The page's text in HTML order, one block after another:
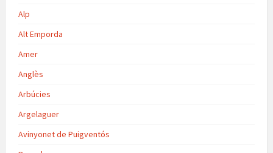
Alp
Alt Emporda
Amer
Anglès
Arbúcies
Argelaguer
Avinyonet de Puigventós